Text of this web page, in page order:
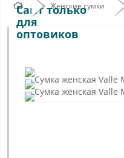
Сайт только
для
оптовиков
Женские сумки